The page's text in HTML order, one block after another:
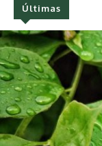
Últimas